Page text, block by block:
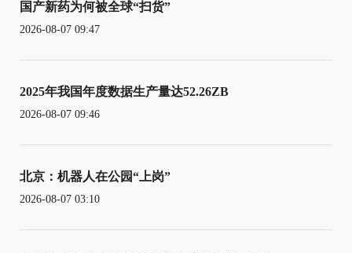
国产新药为何被全球“扫货”
2026-08-07 09:47
2025年我国年度数据生产量达52.26ZB
2026-08-07 09:46
北京：机器人在公园“上岗”
2026-08-07 03:10